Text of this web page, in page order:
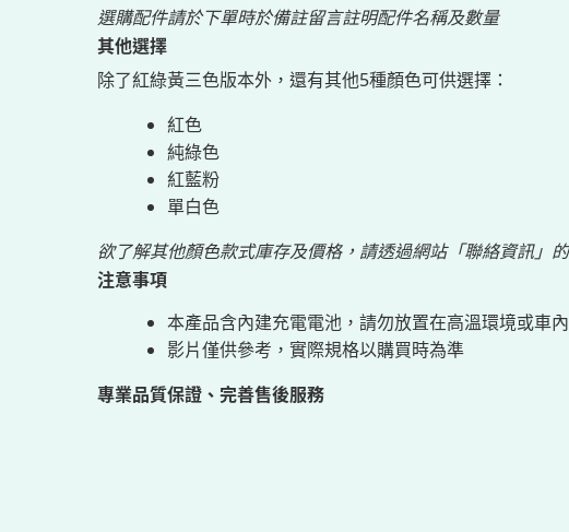
選購配件請於下單時於備註留言註明配件名稱及數量
其他選擇
除了紅綠黃三色版本外，還有其他5種顏色可供選擇：
紅色
純綠色
紅藍粉
單白色
欲了解其他顏色款式庫存及價格，請透過網站「聯絡資訊」
注意事項
本產品含內建充電電池，請勿放置在高溫環境或車
影片僅供參考，實際規格以購買時為準
專業品質保證、完善售後服務